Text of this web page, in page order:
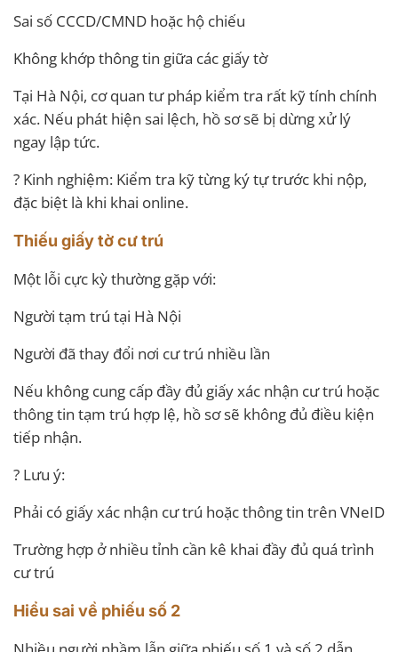
Sai số CCCD/CMND hoặc hộ chiếu
Không khớp thông tin giữa các giấy tờ
Tại Hà Nội, cơ quan tư pháp kiểm tra rất kỹ tính chính
xác. Nếu phát hiện sai lệch, hồ sơ sẽ bị dừng xử lý
ngay lập tức.
? Kinh nghiệm: Kiểm tra kỹ từng ký tự trước khi nộp,
đặc biệt là khi khai online.
Thiếu giấy tờ cư trú
Một lỗi cực kỳ thường gặp với:
Người tạm trú tại Hà Nội
Người đã thay đổi nơi cư trú nhiều lần
Nếu không cung cấp đầy đủ giấy xác nhận cư trú hoặc
thông tin tạm trú hợp lệ, hồ sơ sẽ không đủ điều kiện
tiếp nhận.
? Lưu ý:
Phải có giấy xác nhận cư trú hoặc thông tin trên VNeID
Trường hợp ở nhiều tỉnh cần kê khai đầy đủ quá trình
cư trú
Hiểu sai về phiếu số 2